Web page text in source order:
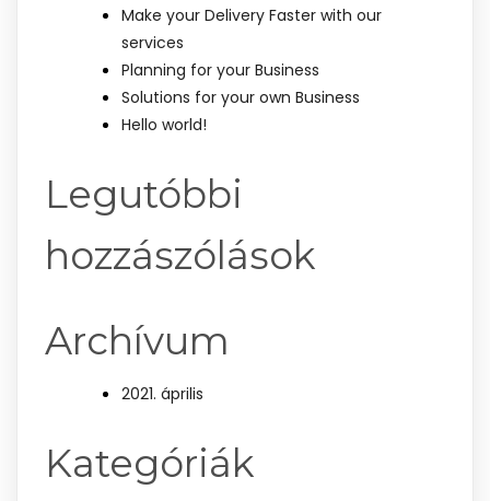
Make your Delivery Faster with our
services
Planning for your Business
Solutions for your own Business
Hello world!
Legutóbbi
hozzászólások
Archívum
2021. április
Kategóriák